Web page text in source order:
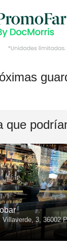
que
Villaverde, 3, 36002